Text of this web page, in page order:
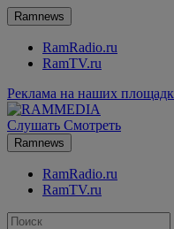
Ramnews
RamRadio.ru
RamTV.ru
Реклама на наших
Слушать Смотреть
Ramnews
RamRadio.ru
RamTV.ru